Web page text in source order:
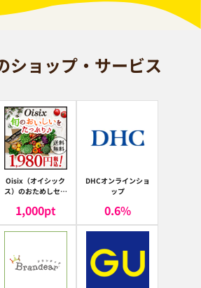
ショップ・サービス
Oisix（オイシック
ス）のおためしセッ
1,000pt
DHCオンラインショ
ップ
0.6%